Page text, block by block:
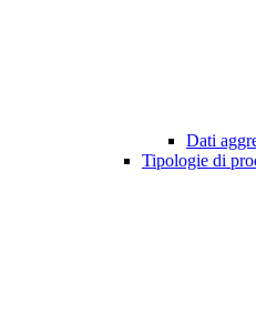
Dati
Tipologie di